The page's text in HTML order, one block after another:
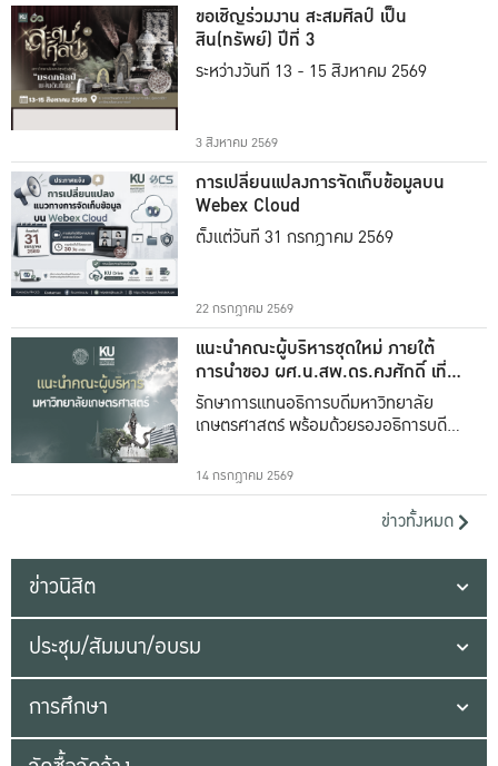
ขอเชิญร่วมงาน สะสมศิลป์ เป็น
สิน(ทรัพย์) ปีที่ 3
ระหว่างวันที่ 13 - 15 สิงหาคม 2569
3 สิงหาคม 2569
การเปลี่ยนแปลงการจัดเก็บข้อมูลบน
Webex Cloud
ตั้งแต่วันที่ 31 กรกฎาคม 2569
22 กรกฎาคม 2569
แนะนำคณะผู้บริหารชุดใหม่ ภายใต้
การนำของ ผศ.น.สพ.ดร.คงศักดิ์ เที่ยง
ธรรม
รักษาการแทนอธิการบดีมหาวิทยาลัย
เกษตรศาสตร์ พร้อมด้วยรองอธิการบดีทั้ง
14 กรกฎาคม 2569
ข่าวทั้งหมด
ข่าวนิสิต
ประชุม/สัมมนา/อบรม
การศึกษา